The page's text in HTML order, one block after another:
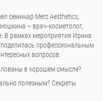
семинар Merz Aesthetics,
– врач-косметолог,
В рамках мероприятия Ирина
профессиональным
вопросов:
в хорошем смысле?
полезным? Секреты